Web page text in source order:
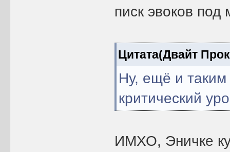
писк эвоков под
Цитата(Двайт
Ну, ещё и
критический
ИМХО, Эничке